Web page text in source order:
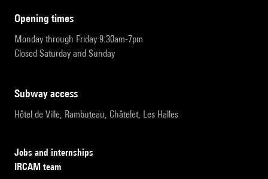
opening times
Monday through Friday 9:30am-7pm
Closed Saturday and Sunday
subway access
Hôtel de Ville, Rambuteau, Châtelet, Les Halles
Jobs and internships
IRCAM team